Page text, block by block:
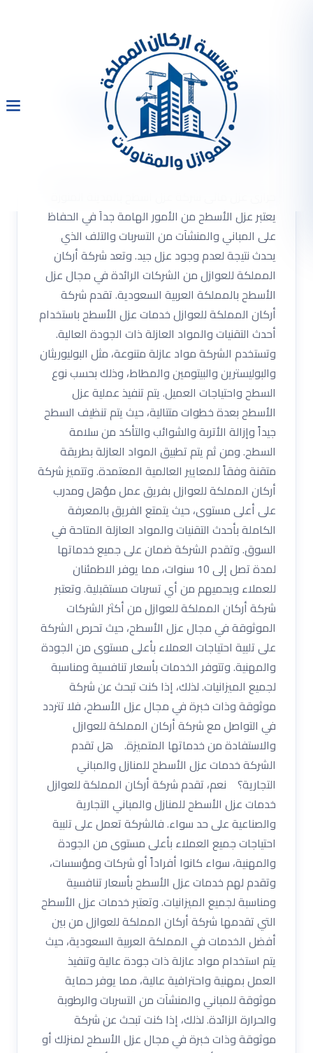
شركة عزل اسطح بالمدينة
المنورة 0533334179 عزل
حرارى عزل مائى
يعتبر عزل الأسطح من الأمور الهامة جداً في الحفاظ
على المباني والمنشآت من التسربات والتلف الذي
يحدث نتيجة لعدم وجود عزل جيد. وتعد شركة أركان
المملكة للعوازل من الشركات الرائدة في مجال عزل
الأسطح بالمملكة العربية السعودية. تقدم شركة
أركان المملكة للعوازل خدمات عزل الأسطح باستخدام
أحدث التقنيات والمواد العازلة ذات الجودة العالية.
وتستخدم الشركة مواد عازلة متنوعة، مثل البوليوريثان
والبوليسترين والبيتومين والمطاط، وذلك بحسب نوع
السطح واحتياجات العميل. يتم تنفيذ عملية عزل
الأسطح بعدة خطوات متتالية، حيث يتم تنظيف السطح
جيداً وإزالة الأتربة والشوائب والتأكد من سلامة
السطح. ومن ثم يتم تطبيق المواد العازلة بطريقة
متقنة وفقاً للمعايير العالمية المعتمدة. وتتميز شركة
أركان المملكة للعوازل بفريق عمل مؤهل ومدرب
على أعلى مستوى، حيث يتمتع الفريق بالمعرفة
الكاملة بأحدث التقنيات والمواد العازلة المتاحة في
السوق. وتقدم الشركة ضمان على جميع خدماتها
لمدة تصل إلى 10 سنوات، مما يوفر الاطمئنان
للعملاء ويحميهم من أي تسربات مستقبلية. وتعتبر
شركة أركان المملكة للعوازل من أكثر الشركات
الموثوقة في مجال عزل الأسطح، حيث تحرص الشركة
على تلبية احتياجات العملاء بأعلى مستوى من الجودة
والمهنية. وتتوفر الخدمات بأسعار تنافسية ومناسبة
لجميع الميزانيات. لذلك، إذا كنت تبحث عن شركة
موثوقة وذات خبرة في مجال عزل الأسطح، فلا تتردد
في التواصل مع شركة أركان المملكة للعوازل
والاستفادة من خدماتها المتميزة. هل تقدم
الشركة خدمات عزل الأسطح للمنازل والمباني
التجارية؟ نعم، تقدم شركة أركان المملكة للعوازل
خدمات عزل الأسطح للمنازل والمباني التجارية
والصناعية على حد سواء. فالشركة تعمل على تلبية
احتياجات جميع العملاء بأعلى مستوى من الجودة
والمهنية، سواء كانوا أفراداً أو شركات ومؤسسات،
وتقدم لهم خدمات عزل الأسطح بأسعار تنافسية
ومناسبة لجميع الميزانيات. وتعتبر خدمات عزل الأسطح
التي تقدمها شركة أركان المملكة للعوازل من بين
أفضل الخدمات في المملكة العربية السعودية، حيث
يتم استخدام مواد عازلة ذات جودة عالية وتنفيذ
العمل بمهنية واحترافية عالية، مما يوفر حماية
موثوقة للمباني والمنشآت من التسربات والرطوبة
والحرارة الزائدة. لذلك، إذا كنت تبحث عن شركة
موثوقة وذات خبرة في مجال عزل الأسطح لمنزلك أو